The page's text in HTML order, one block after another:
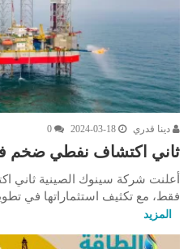
دينا قدري 2024-03-18
0
ثاني اكتشاف نفطي ضخم في
فقط، مع تكثيف استثماراتها في
المزيد